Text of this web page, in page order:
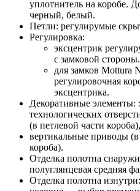
уплотнитель на коробе.
черный, белый.
Петли: регулирумые
Регулировка:
эксцентрик
с замковой стороны.
для замков Mottura
регулировочная
эксцентрика.
Декоративные элементы:
технологических
(в петлевой части короба),
вертикальные приводы
короба).
Отделка полотна
полуглянцевая средняя
Отделка полотна